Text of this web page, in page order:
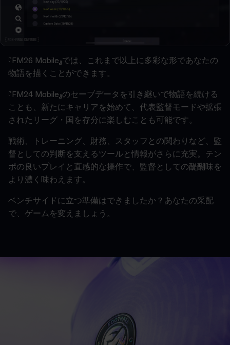
『FM26 Mobile』では、これまで以上に多彩な形であなたの
物語を描くことができます。
『FM24 Mobile』のセーブデータを引き継いで物語を続ける
ことも、新たにキャリアを始めて、代表監督モードや拡張
されたリーグ・国を存分に楽しむことも可能です。
戦術、トレーニング、財務、スタッフとの関わりなど、監
督としての判断を支えるツールと情報がさらに充実。テン
ポの良いプレイと直感的な操作で、監督としての醍醐味を
より濃く味わえます。
ベンチサイドに立つ準備はできましたか？あなたの采配
で、ゲームを変えましょう。